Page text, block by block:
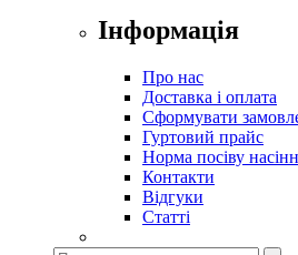
Інформація
Про нас
Доставка і оплата
Сформувати
Гуртовий прайс
Норма посіву
Контакти
Відгуки
Статті